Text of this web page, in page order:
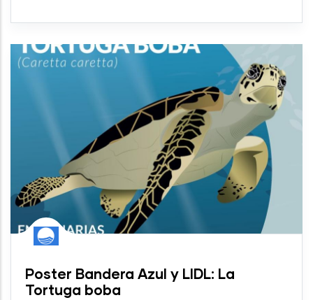
Poster Bandera Azul y LIDL: La
Tortuga boba